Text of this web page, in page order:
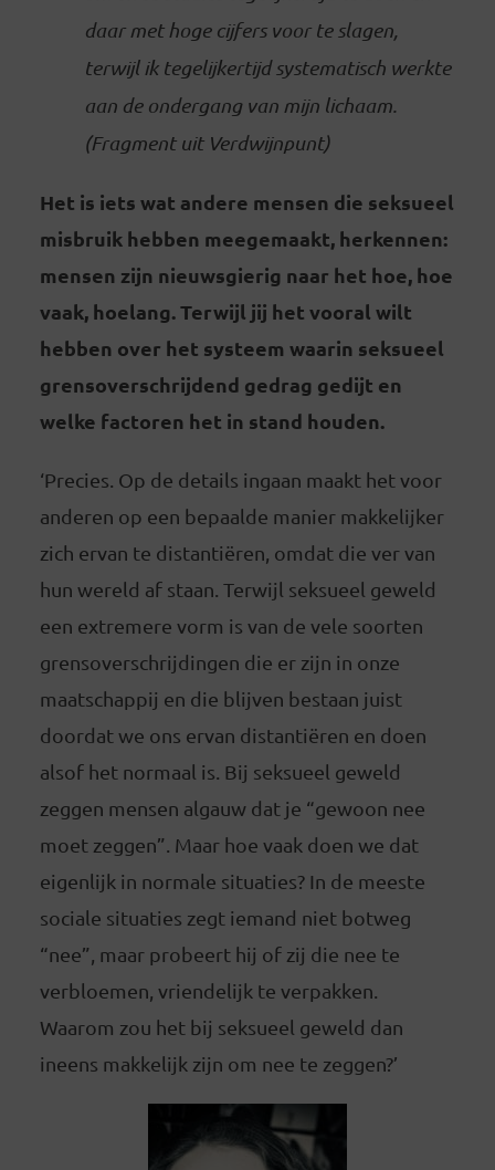
daar met hoge cijfers voor te slagen,
terwijl ik tegelijkertijd systematisch werkte
aan de ondergang van mijn lichaam.
(Fragment uit Verdwijnpunt)
Het is iets wat andere mensen die seksueel
misbruik hebben meegemaakt, herkennen:
mensen zijn nieuwsgierig naar het hoe, hoe
vaak, hoelang. Terwijl jij het vooral wilt
hebben over het systeem waarin seksueel
grensoverschrijdend gedrag gedijt en
welke factoren het in stand houden.
‘Precies. Op de details ingaan maakt het voor
anderen op een bepaalde manier makkelijker
zich ervan te distantiëren, omdat die ver van
hun wereld af staan. Terwijl seksueel geweld
een extremere vorm is van de vele soorten
grensoverschrijdingen die er zijn in onze
maatschappij en die blijven bestaan juist
doordat we ons ervan distantiëren en doen
alsof het normaal is. Bij seksueel geweld
zeggen mensen algauw dat je “gewoon nee
moet zeggen”. Maar hoe vaak doen we dat
eigenlijk in normale situaties? In de meeste
sociale situaties zegt iemand niet botweg
“nee”, maar probeert hij of zij die nee te
verbloemen, vriendelijk te verpakken.
Waarom zou het bij seksueel geweld dan
ineens makkelijk zijn om nee te zeggen?’